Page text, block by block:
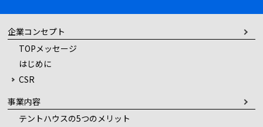
企業コンセプト
TOPメッセージ
はじめに
CSR
事業内容
テントハウスの5つのメリット